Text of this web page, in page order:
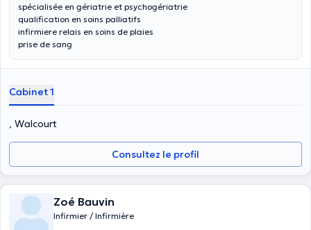
spécialisée en gériatrie et psychogériatrie
qualification en soins palliatifs
infirmiere relais en soins de plaies
prise de sang
Cabinet 1
, Walcourt
Consultez le profil
Zoé Bauvin
Infirmier / Infirmière